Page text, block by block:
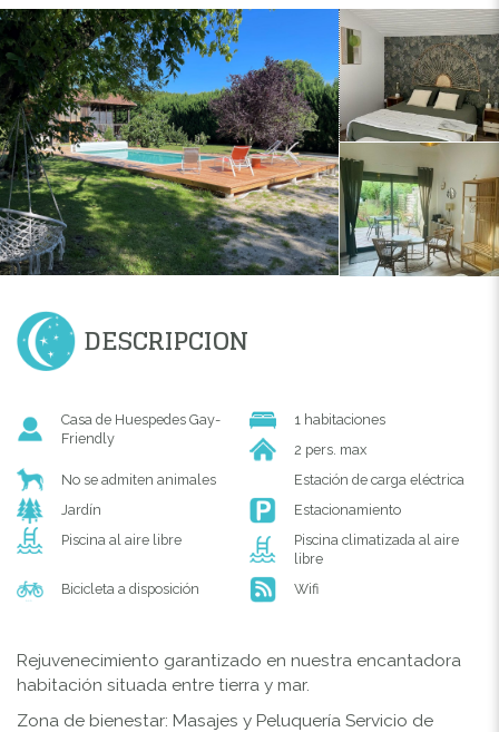
DESCRIPCION
Casa de Huespedes Gay-
Friendly
1 habitaciones
2 pers. max
No se admiten animales
Estación de carga eléctrica
Jardín
Estacionamiento
Piscina al aire libre
Piscina climatizada al aire
libre
Bicicleta a disposición
Wifi
Rejuvenecimiento garantizado en nuestra encantadora
habitación situada entre tierra y mar.
Zona de bienestar: Masajes y Peluquería Servicio de